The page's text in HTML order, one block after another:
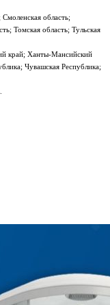
Смоленская область;
Томская область; Тульская
край; Ханты-Мансийский
Чувашская Республика;